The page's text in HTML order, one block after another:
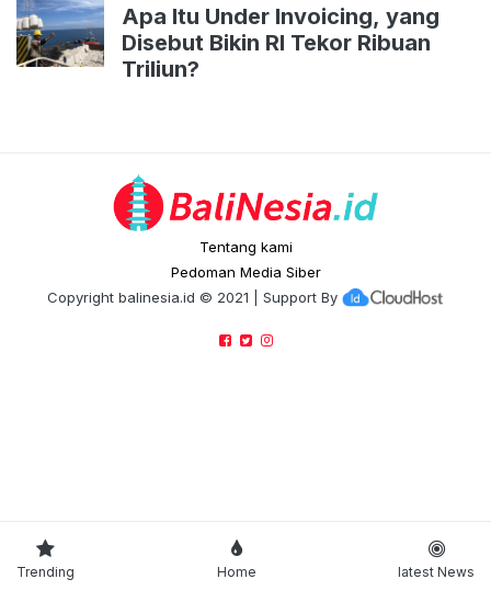
Apa Itu Under Invoicing, yang
Disebut Bikin RI Tekor Ribuan
Triliun?
Tentang kami
Pedoman Media Siber
Copyright balinesia.id © 2021 | Support By
Trending Home latest News